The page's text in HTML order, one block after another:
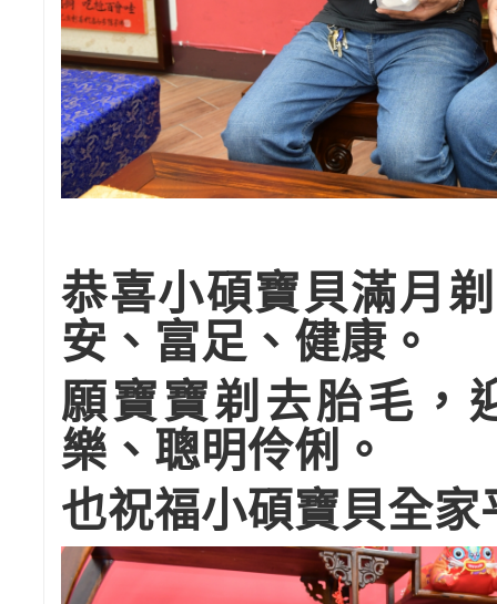
恭喜小碩寶貝滿月
安、富足、健康。
願寶寶剃去胎毛，
樂、聰明伶俐。
也祝福小碩寶貝全家